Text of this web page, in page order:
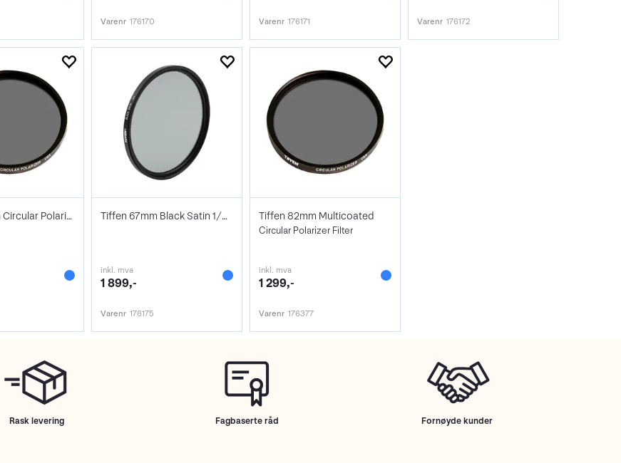
Varenr 176170 Varenr 176171 Varenr 176172
Tiffen 82mm Circular Polarizer Filter Tiffen 67mm Black Satin 1/2 Filter
inkl. mva
1 899,-
Varenr 176175
Tiffen 82mm Multicoated
Circular Polarizer Filter
inkl. mva
1 299,-
Varenr 176377
Rask levering Fagbaserte råd Fornøyde kunder